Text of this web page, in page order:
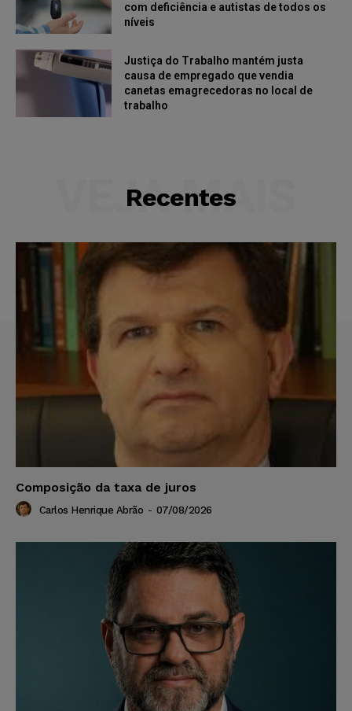
com deficiência e autistas de todos os
níveis
Justiça do Trabalho mantém justa
causa de empregado que vendia
canetas emagrecedoras no local de
trabalho
Recentes
VEJA MAIS
Composição da taxa de juros
Carlos Henrique Abrão - 07/08/2026